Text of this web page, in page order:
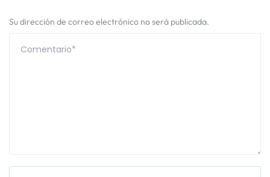
Su dirección de correo electrónico no será publicada.